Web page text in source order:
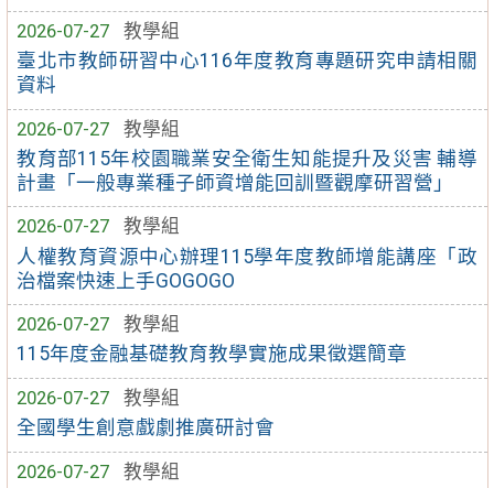
2026-07-27
教學組
臺北市教師研習中心116年度教育專題研究申請相關
資料
2026-07-27
教學組
教育部115年校園職業安全衛生知能提升及災害 輔導
計畫「一般專業種子師資增能回訓暨觀摩研習營」
2026-07-27
教學組
人權教育資源中心辦理115學年度教師增能講座「政
治檔案快速上手GOGOGO
2026-07-27
教學組
115年度金融基礎教育教學實施成果徵選簡章
2026-07-27
教學組
全國學生創意戲劇推廣研討會
2026-07-27
教學組